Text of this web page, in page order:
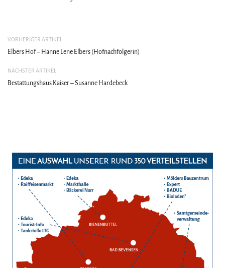
VORHERIGER ARTIKEL
Elbers Hof – Hanne Lene Elbers (Hofnachfolgerin)
NÄCHSTER ARTIKEL
Bestattungshaus Kaiser – Susanne Hardebeck